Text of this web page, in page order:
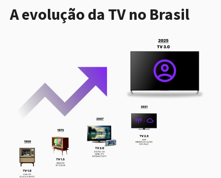
A evolução da TV no Brasil